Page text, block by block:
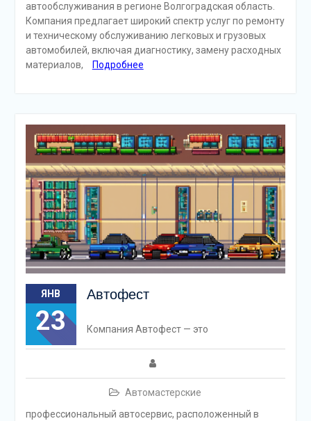
автообслуживания в регионе Волгоградская область.
Компания предлагает широкий спектр услуг по ремонту
и техническому обслуживанию легковых и грузовых
автомобилей, включая диагностику, замену расходных
материалов,
Подробнее
ЯНВ
23
Автофест
Автомастерские
Компания Автофест — это
профессиональный автосервис, расположенный в